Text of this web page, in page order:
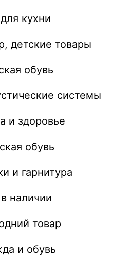
кухни
детские товары
обувь
системы
и здоровье
обувь
и гарнитура
наличии
товар
и обувь